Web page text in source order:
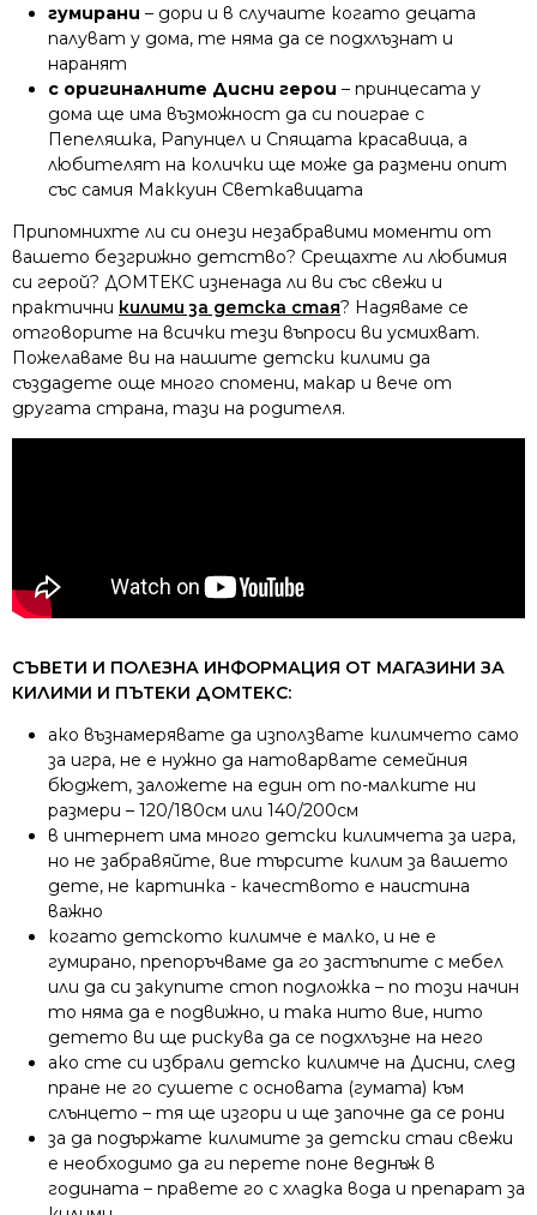
гумирани – дори и в случаите когато децата
палуват у дома, те няма да се подхлъзнат и
наранят
с оригиналните Дисни герои – принцесата у
дома ще има възможност да си поиграе с
Пепеляшка, Рапунцел и Спящата красавица, а
любителят на колички ще може да размени опит
със самия Маккуин Светкавицата
Припомнихте ли си онези незабравими моменти от
вашето безгрижно детство? Срещахте ли любимия
си герой? ДОМТЕКС изненада ли ви със свежи и
практични килими за детска стая? Надяваме се
отговорите на всички тези въпроси ви усмихват.
Пожелаваме ви на нашите детски килими да
създадете още много спомени, макар и вече от
другата страна, тази на родителя.
СЪВЕТИ И ПОЛЕЗНА ИНФОРМАЦИЯ ОТ МАГАЗИНИ ЗА
КИЛИМИ И ПЪТЕКИ ДОМТЕКС:
ако възнамерявате да използвате килимчето само
за игра, не е нужно да натоварвате семейния
бюджет, заложете на един от по-малките ни
размери – 120/180см или 140/200см
в интернет има много детски килимчета за игра,
но не забравяйте, вие търсите килим за вашето
дете, не картинка - качеството е наистина
важно
когато детското килимче е малко, и не е
гумирано, препоръчваме да го застъпите с мебел
или да си закупите стоп подложка – по този начин
то няма да е подвижно, и така нито вие, нито
детето ви ще рискува да се подхлъзне на него
ако сте си избрали детско килимче на Дисни, след
пране не го сушете с основата (гумата) към
слънцето – тя ще изгори и ще започне да се рони
за да подържате килимите за детски стаи свежи
е необходимо да ги перете поне веднъж в
годината – правете го с хладка вода и препарат за